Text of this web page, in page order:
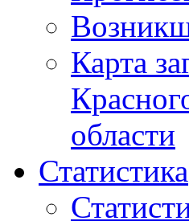
Карта
области
Статистика